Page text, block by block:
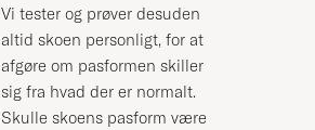
Vi tester og prøver desuden
altid skoen personligt, for at
afgøre om pasformen skiller
sig fra hvad der er normalt.
Skulle skoens pasform være